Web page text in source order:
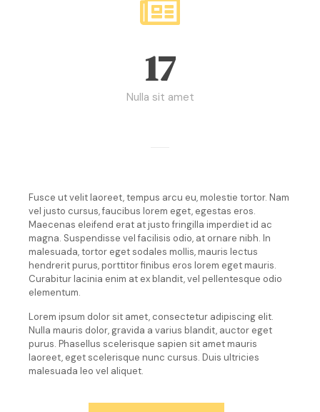
17
Nulla sit amet
Fusce ut velit laoreet, tempus arcu eu, molestie tortor. Nam
vel justo cursus, faucibus lorem eget, egestas eros.
Maecenas eleifend erat at justo fringilla imperdiet id ac
magna. Suspendisse vel facilisis odio, at ornare nibh. In
malesuada, tortor eget sodales mollis, mauris lectus
hendrerit purus, porttitor finibus eros lorem eget mauris.
Curabitur lacinia enim at ex blandit, vel pellentesque odio
elementum.
Lorem ipsum dolor sit amet, consectetur adipiscing elit.
Nulla mauris dolor, gravida a varius blandit, auctor eget
purus. Phasellus scelerisque sapien sit amet mauris
laoreet, eget scelerisque nunc cursus. Duis ultricies
malesuada leo vel aliquet.